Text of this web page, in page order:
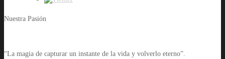
Nuestra Pasión
“La magia de capturar un instante de la vida y volverlo eterno”.